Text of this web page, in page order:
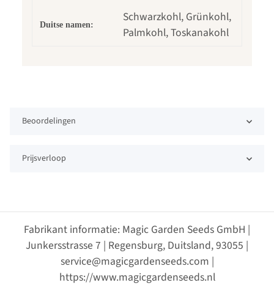
Duitse namen:
Schwarzkohl, Grünkohl,
Palmkohl, Toskanakohl
Beoordelingen
Prijsverloop
Fabrikant informatie: Magic Garden Seeds GmbH |
Junkersstrasse 7 | Regensburg, Duitsland, 93055 |
service@magicgardenseeds.com |
https://www.magicgardenseeds.nl